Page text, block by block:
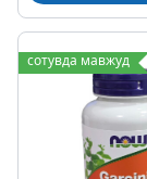
сотувда мавжуд